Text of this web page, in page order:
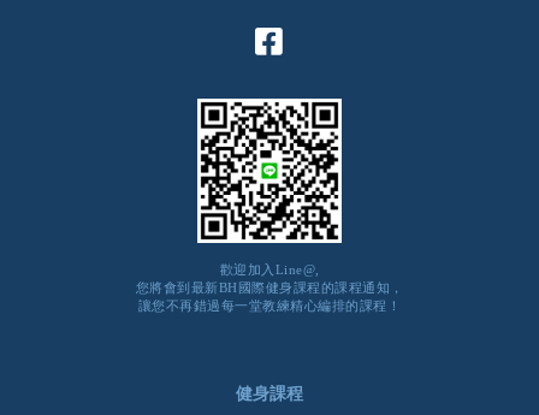
歡迎加入Line@,
您將會到最新BH國際健身課程的課程通知，
讓您不再錯過每一堂教練精心編排的課程！
健身課程